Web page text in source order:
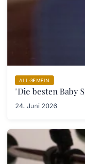
ALLGEMEIN
"Die besten Baby
24. Juni 2026